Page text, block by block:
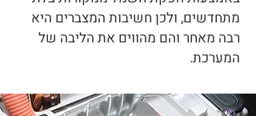
מתחדשים, ולכן חשיבות המצברים היא
רבה מאחר והם מהווים את הליבה של
המערכת.